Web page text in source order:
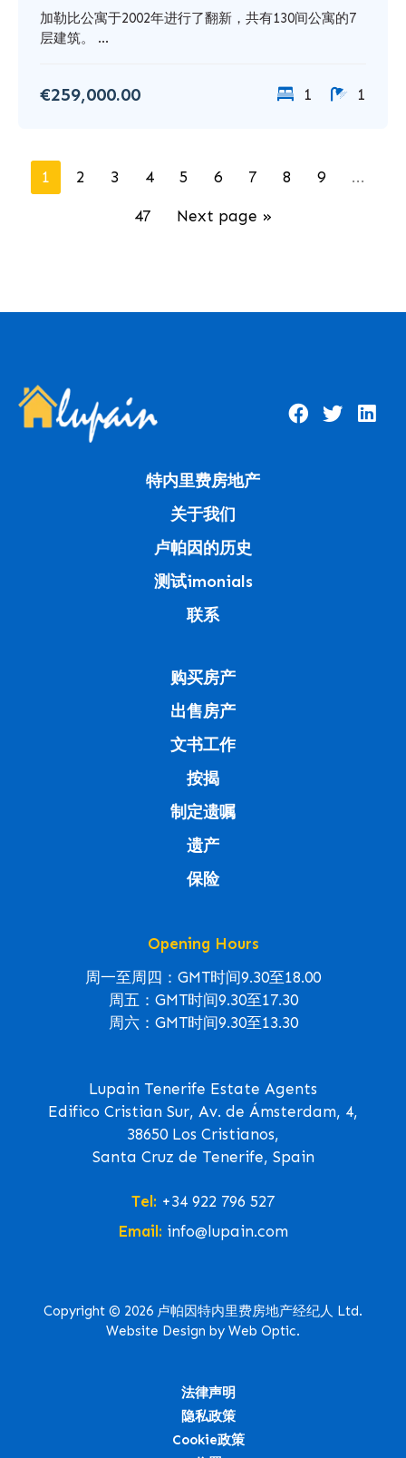
加勒比公寓于2002年进行了翻新，共有130间公寓的7
层建筑。 ...
€259,000.00 1 1
1 2 3 4 5 6 7 8 9
...
47
Next page »
特内里费房地产
关于我们
卢帕因的历史
测试imonials
联系
购买房产
出售房产
文书工作
按揭
制定遗嘱
遗产
保险
Opening Hours
周一至周四：GMT时间9.30至18.00
周五：GMT时间9.30至17.30
周六：GMT时间9.30至13.30
Lupain Tenerife Estate Agents
Edifico Cristian Sur, Av. de Ámsterdam, 4,
38650 Los Cristianos,
Santa Cruz de Tenerife, Spain
Tel: +34 922 796 527
Email: info@lupain.com
Copyright © 2026 卢帕因特内里费房地产经纪人 Ltd.
Website Design by Web Optic.
法律声明
隐私政策
Cookie政策